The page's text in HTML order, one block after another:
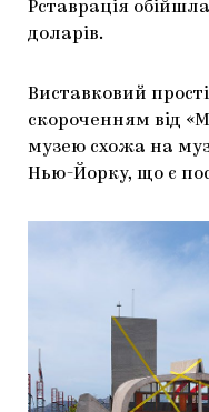
Рставрація
доларів.
Виставковий
скороченням від
музею схожа на
Нью-Йорку, що є